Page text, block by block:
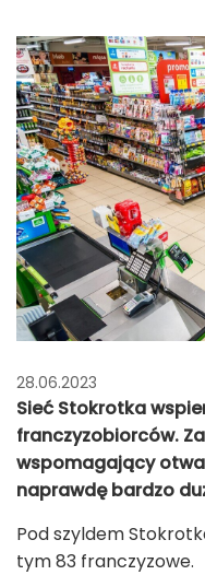
28.06.2023
Sieć Stokrotka
franczyzobiorców.
wspomagający
naprawdę bardzo
Pod szyldem
tym 83 franczyzowe.